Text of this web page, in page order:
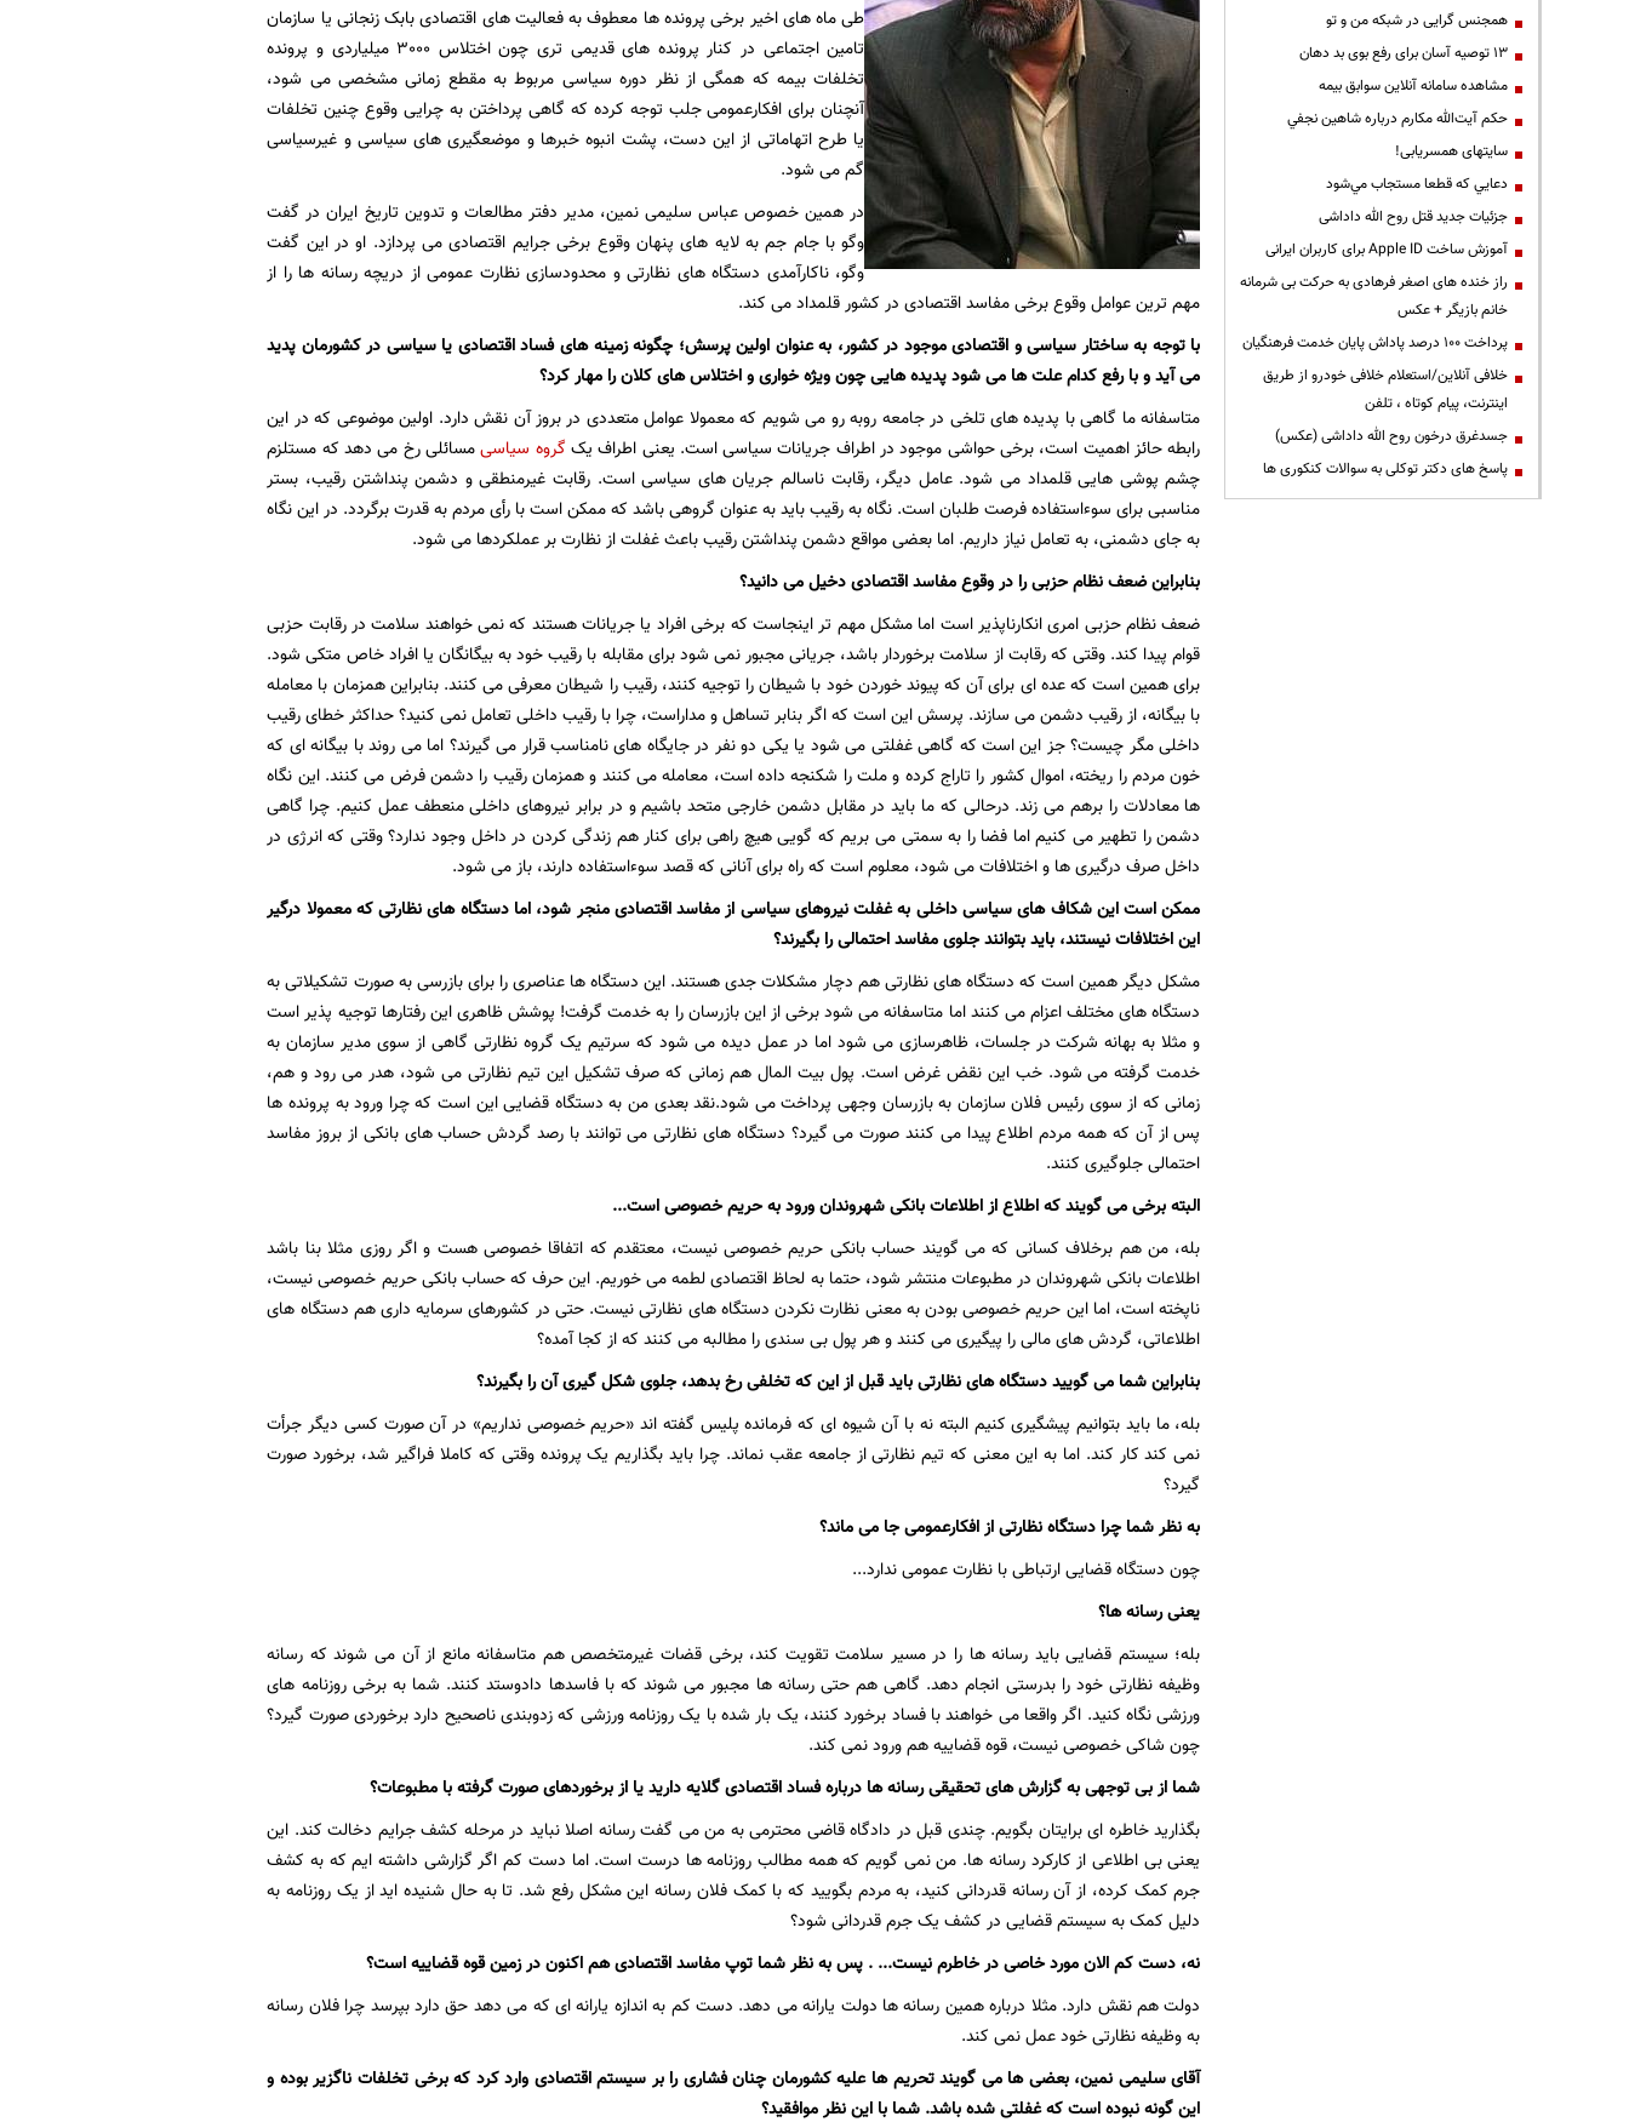
طی ماه های اخیر برخی پرونده ها معطوف به فعالیت های اقتصادی بابک زنجانی یا سازمان
تامین اجتماعی در کنار پرونده های قدیمی تری چون اختلاس 3000 میلیاردی و پرونده
تخلفات بیمه که همگی از نظر دوره سیاسی مربوط به مقطع زمانی مشخصی می شود،
آنچنان برای افکارعمومی جلب توجه کرده که گاهی پرداختن به چرایی وقوع چنین تخلفات
یا طرح اتهاماتی از این دست، پشت انبوه خبرها و موضعگیری های سیاسی و غیرسیاسی
گم می شود.
در همین خصوص عباس سلیمی نمین، مدیر دفتر مطالعات و تدوین تاریخ ایران در گفت
وگو با جام جم به لایه های پنهان وقوع برخی جرایم اقتصادی می پردازد. او در این گفت
وگو، ناکارآمدی دستگاه های نظارتی و محدودسازی نظارت عمومی از دریچه رسانه ها را از
مهم ترین عوامل وقوع برخی مفاسد اقتصادی در کشور قلمداد می کند.
با توجه به ساختار سیاسی و اقتصادی موجود در کشور، به عنوان اولین پرسش؛ چگونه زمینه های فساد اقتصادی یا سیاسی در کشورمان پدید
می آید و با رفع کدام علت ها می شود پدیده هایی چون ویژه خواری و اختلاس های کلان را مهار کرد؟
متاسفانه ما گاهی با پدیده های تلخی در جامعه روبه رو می شویم که معمولا عوامل متعددی در بروز آن نقش دارد. اولین موضوعی که در این
رابطه حائز اهمیت است، برخی حواشی موجود در اطراف جریانات سیاسی است. یعنی اطراف یک گروه سیاسیمسائلی رخ می دهد که مستلزم
چشم پوشی هایی قلمداد می شود. عامل دیگر، رقابت ناسالم جریان های سیاسی است. رقابت غیرمنطقی و دشمن پنداشتن رقیب، بستر
مناسبی برای سوءاستفاده فرصت طلبان است. نگاه به رقیب باید به عنوان گروهی باشد که ممکن است با رأی مردم به قدرت برگردد. در این نگاه
به جای دشمنی، به تعامل نیاز داریم. اما بعضی مواقع دشمن پنداشتن رقیب باعث غفلت از نظارت بر عملکردها می شود.
بنابراین ضعف نظام حزبی را در وقوع مفاسد اقتصادی دخیل می دانید؟
ضعف نظام حزبی امری انکارناپذیر است اما مشکل مهم تر اینجاست که برخی افراد یا جریانات هستند که نمی خواهند سلامت در رقابت حزبی
قوام پیدا کند. وقتی که رقابت از سلامت برخوردار باشد، جریانی مجبور نمی شود برای مقابله با رقیب خود به بیگانگان یا افراد خاص متکی شود.
برای همین است که عده ای برای آن که پیوند خوردن خود با شیطان را توجیه کنند، رقیب را شیطان معرفی می کنند. بنابراین همزمان با معامله
با بیگانه، از رقیب دشمن می سازند. پرسش این است که اگر بنابر تساهل و مداراست، چرا با رقیب داخلی تعامل نمی کنید؟ حداکثر خطای رقیب
داخلی مگر چیست؟ جز این است که گاهی غفلتی می شود یا یکی دو نفر در جایگاه های نامناسب قرار می گیرند؟ اما می روند با بیگانه ای که
خون مردم را ریخته، اموال کشور را تاراج کرده و ملت را شکنجه داده است، معامله می کنند و همزمان رقیب را دشمن فرض می کنند. این نگاه
ها معادلات را برهم می زند. درحالی که ما باید در مقابل دشمن خارجی متحد باشیم و در برابر نیروهای داخلی منعطف عمل کنیم. چرا گاهی
دشمن را تطهیر می کنیم اما فضا را به سمتی می بریم که گویی هیچ راهی برای کنار هم زندگی کردن در داخل وجود ندارد؟ وقتی که انرژی در
داخل صرف درگیری ها و اختلافات می شود، معلوم است که راه برای آنانی که قصد سوءاستفاده دارند، باز می شود.
ممکن است این شکاف های سیاسی داخلی به غفلت نیروهای سیاسی از مفاسد اقتصادی منجر شود، اما دستگاه های نظارتی که معمولا درگیر
این اختلافات نیستند، باید بتوانند جلوی مفاسد احتمالی را بگیرند؟
مشکل دیگر همین است که دستگاه های نظارتی هم دچار مشکلات جدی هستند. این دستگاه ها عناصری را برای بازرسی به صورت تشکیلاتی به
دستگاه های مختلف اعزام می کنند اما متاسفانه می شود برخی از این بازرسان را به خدمت گرفت! پوشش ظاهری این رفتارها توجیه پذیر است
و مثلا به بهانه شرکت در جلسات، ظاهرسازی می شود اما در عمل دیده می شود که سرتیم یک گروه نظارتی گاهی از سوی مدیر سازمان به
خدمت گرفته می شود. خب این نقض غرض است. پول بیت المال هم زمانی که صرف تشکیل این تیم نظارتی می شود، هدر می رود و هم،
زمانی که از سوی رئیس فلان سازمان به بازرسان وجهی پرداخت می شود.نقد بعدی من به دستگاه قضایی این است که چرا ورود به پرونده ها
پس از آن که همه مردم اطلاع پیدا می کنند صورت می گیرد؟ دستگاه های نظارتی می توانند با رصد گردش حساب های بانکی از بروز مفاسد
احتمالی جلوگیری کنند.
البته برخی می گویند که اطلاع از اطلاعات بانکی شهروندان ورود به حریم خصوصی است...
بله، من هم برخلاف کسانی که می گویند حساب بانکی حریم خصوصی نیست، معتقدم که اتفاقا خصوصی هست و اگر روزی مثلا بنا باشد
اطلاعات بانکی شهروندان در مطبوعات منتشر شود، حتما به لحاظ اقتصادی لطمه می خوریم. این حرف که حساب بانکی حریم خصوصی نیست،
ناپخته است، اما این حریم خصوصی بودن به معنی نظارت نکردن دستگاه های نظارتی نیست. حتی در کشورهای سرمایه داری هم دستگاه های
اطلاعاتی، گردش های مالی را پیگیری می کنند و هر پول بی سندی را مطالبه می کنند که از کجا آمده؟
بنابراین شما می گویید دستگاه های نظارتی باید قبل از این که تخلفی رخ بدهد، جلوی شکل گیری آن را بگیرند؟
بله، ما باید بتوانیم پیشگیری کنیم البته نه با آن شیوه ای که فرمانده پلیس گفته اند «حریم خصوصی نداریم» در آن صورت کسی دیگر جرأت
نمی کند کار کند. اما به این معنی که تیم نظارتی از جامعه عقب نماند. چرا باید بگذاریم یک پرونده وقتی که کاملا فراگیر شد، برخورد صورت
گیرد؟
به نظر شما چرا دستگاه نظارتی از افکارعمومی جا می ماند؟
چون دستگاه قضایی ارتباطی با نظارت عمومی ندارد...
یعنی رسانه ها؟
بله؛ سیستم قضایی باید رسانه ها را در مسیر سلامت تقویت کند، برخی قضات غیرمتخصص هم متاسفانه مانع از آن می شوند که رسانه
وظیفه نظارتی خود را بدرستی انجام دهد. گاهی هم حتی رسانه ها مجبور می شوند که با فاسدها دادوستد کنند. شما به برخی روزنامه های
ورزشی نگاه کنید. اگر واقعا می خواهند با فساد برخورد کنند، یک بار شده با یک روزنامه ورزشی که زدوبندی ناصحیح دارد برخوردی صورت گیرد؟
چون شاکی خصوصی نیست، قوه قضاییه هم ورود نمی کند.
شما از بی توجهی به گزارش های تحقیقی رسانه ها درباره فساد اقتصادی گلایه دارید یا از برخوردهای صورت گرفته با مطبوعات؟
بگذارید خاطره ای برایتان بگویم. چندی قبل در دادگاه قاضی محترمی به من می گفت رسانه اصلا نباید در مرحله کشف جرایم دخالت کند. این
یعنی بی اطلاعی از کارکرد رسانه ها. من نمی گویم که همه مطالب روزنامه ها درست است. اما دست کم اگر گزارشی داشته ایم که به کشف
جرم کمک کرده، از آن رسانه قدردانی کنید، به مردم بگویید که با کمک فلان رسانه این مشکل رفع شد. تا به حال شنیده اید از یک روزنامه به
دلیل کمک به سیستم قضایی در کشف یک جرم قدردانی شود؟
نه، دست کم الان مورد خاصی در خاطرم نیست... . پس به نظر شما توپ مفاسد اقتصادی هم اکنون در زمین قوه قضاییه است؟
دولت هم نقش دارد. مثلا درباره همین رسانه ها دولت یارانه می دهد. دست کم به اندازه یارانه ای که می دهد حق دارد بپرسد چرا فلان رسانه
به وظیفه نظارتی خود عمل نمی کند.
آقای سلیمی نمین، بعضی ها می گویند تحریم ها علیه کشورمان چنان فشاری را بر سیستم اقتصادی وارد کرد که برخی تخلفات ناگزیر بوده و
این گونه نبوده است که غفلتی شده باشد. شما با این نظر موافقید؟
همجنس گرایی در شبکه من و تو
13 توصیه آسان برای رفع بوی بد دهان
مشاهده سامانه آنلاين سوابق بیمه
حكم آيت‌الله مكارم درباره شاهين نجفي
سایتهای همسریابی!
دعايي كه قطعا مستجاب مي‌شود
جزئیات جدید قتل روح الله داداشی
آموزش ساخت Apple ID برای کاربران ایرانی
راز خنده های اصغر فرهادی به حرکت بی شرمانه
خانم بازیگر + عکس
پرداخت ۱۰۰ درصد پاداش پایان خدمت فرهنگیان
خلافی آنلاین/استعلام خلافی خودرو از طریق
اینترنت، پیام کوتاه ، تلفن
جسدغرق درخون روح الله داداشی (عکس)
پاسخ های دکتر توکلی به سوالات کنکوری ها